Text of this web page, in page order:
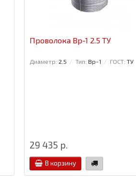
Проволока Вр-1 2.5 ТУ
Диаметр: 2.5 Тип: Вр-1 ГОСТ: ТУ
29 435 р.
В корзину